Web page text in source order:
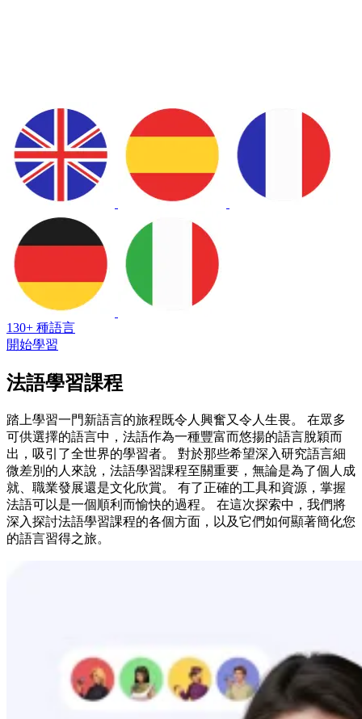
130+ 種語言
開始學習
法語學習課程
踏上學習一門新語言的旅程既令人興奮又令人生畏。 在眾多
可供選擇的語言中，法語作為一種豐富而悠揚的語言脫穎而
出，吸引了全世界的學習者。 對於那些希望深入研究語言細
微差別的人來說，法語學習課程至關重要，無論是為了個人成
就、職業發展還是文化欣賞。 有了正確的工具和資源，掌握
法語可以是一個順利而愉快的過程。 在這次探索中，我們將
深入探討法語學習課程的各個方面，以及它們如何顯著簡化您
的語言習得之旅。